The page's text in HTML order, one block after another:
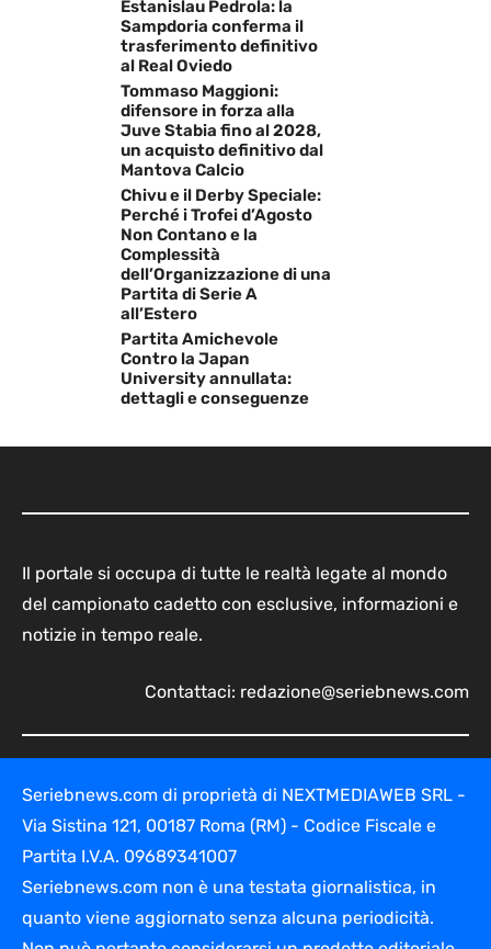
Estanislau Pedrola: la
Sampdoria conferma il
trasferimento definitivo
al Real Oviedo
Tommaso Maggioni:
difensore in forza alla
Juve Stabia fino al 2028,
un acquisto definitivo dal
Mantova Calcio
Chivu e il Derby Speciale:
Perché i Trofei d’Agosto
Non Contano e la
Complessità
dell’Organizzazione di una
Partita di Serie A
all’Estero
Partita Amichevole
Contro la Japan
University annullata:
dettagli e conseguenze
Il portale si occupa di tutte le realtà legate al mondo
del campionato cadetto con esclusive, informazioni e
notizie in tempo reale.
Contattaci: redazione@seriebnews.com
Seriebnews.com di proprietà di NEXTMEDIAWEB SRL -
Via Sistina 121, 00187 Roma (RM) - Codice Fiscale e
Partita I.V.A. 09689341007
Seriebnews.com non è una testata giornalistica, in
quanto viene aggiornato senza alcuna periodicità.